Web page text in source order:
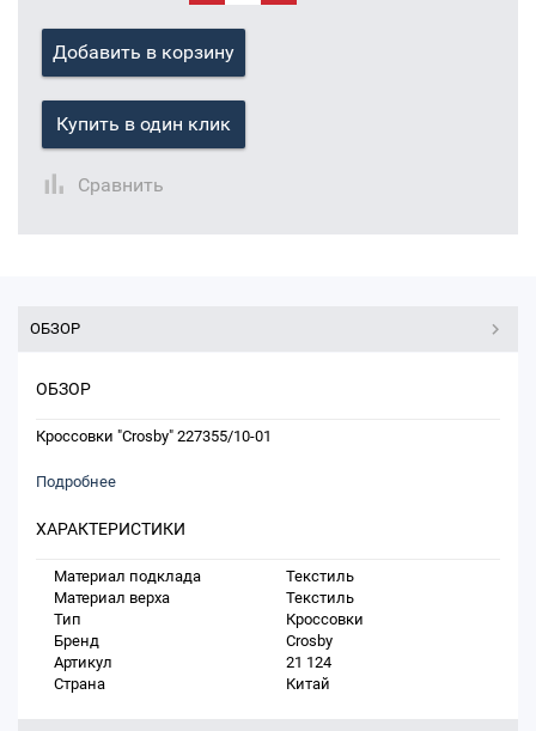
Добавить в корзину
Купить в один клик
Сравнить
ОБЗОР
ОБЗОР
Кроссовки "Crosby" 227355/10-01
Подробнее
ХАРАКТЕРИСТИКИ
Материал подклада
Текстиль
Материал верха
Текстиль
Тип
Кроссовки
Бренд
Crosby
Артикул
21 124
Страна
Китай